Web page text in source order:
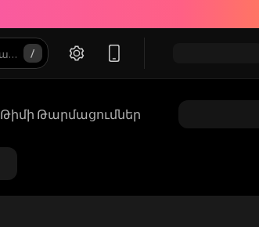
Թիմի Թարմացումներ